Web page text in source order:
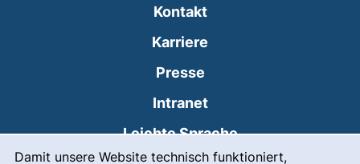
Damit unsere Website technisch funktioniert,
Kontakt
Karriere
Presse
Intranet(externer Link, öffnet
Leichte Sprache